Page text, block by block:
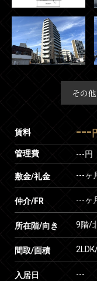
その
賃料 ---
管理費 ---円
敷金/礼金 ---ヶ
仲介/FR ---ヶ
所在階/向き 9階/
間取/面積
入居日 ---